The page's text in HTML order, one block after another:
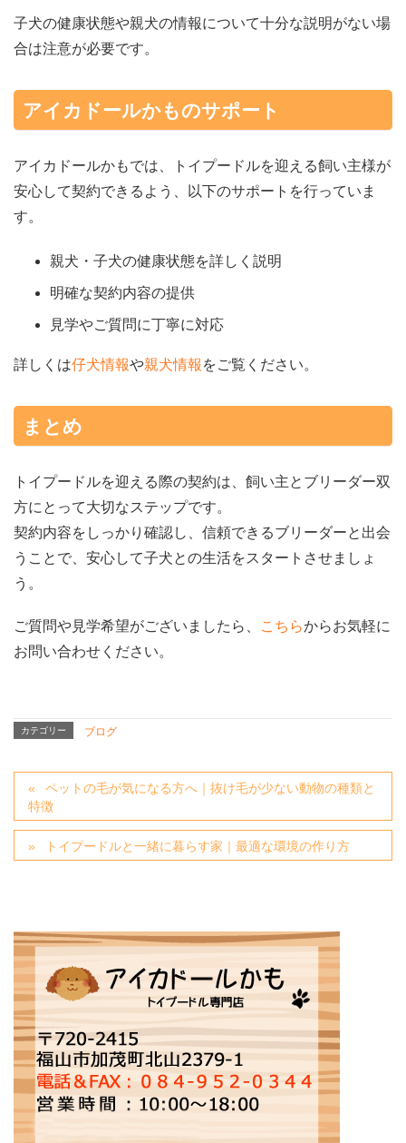
子犬の健康状態や親犬の情報について十分な説明がない場
合は注意が必要です。
アイカドールかものサポート
アイカドールかもでは、トイプードルを迎える飼い主様が
安心して契約できるよう、以下のサポートを行っていま
す。
親犬・子犬の健康状態を詳しく説明
明確な契約内容の提供
見学やご質問に丁寧に対応
詳しくは仔犬情報や親犬情報 をご覧ください。
まとめ
トイプードルを迎える際の契約は、飼い主とブリーダー双
方にとって大切なステップです。
契約内容をしっかり確認し、信頼できるブリーダーと出会
うことで、安心して子犬との生活をスタートさせましょ
う。
ご質問や見学希望がございましたら、 こちらからお気軽に
お問い合わせください。
カテゴリー ブログ
ペットの毛が気になる方へ｜抜け毛が少ない動物の種類と
特徴
トイプードルと一緒に暮らす家｜最適な環境の作り方